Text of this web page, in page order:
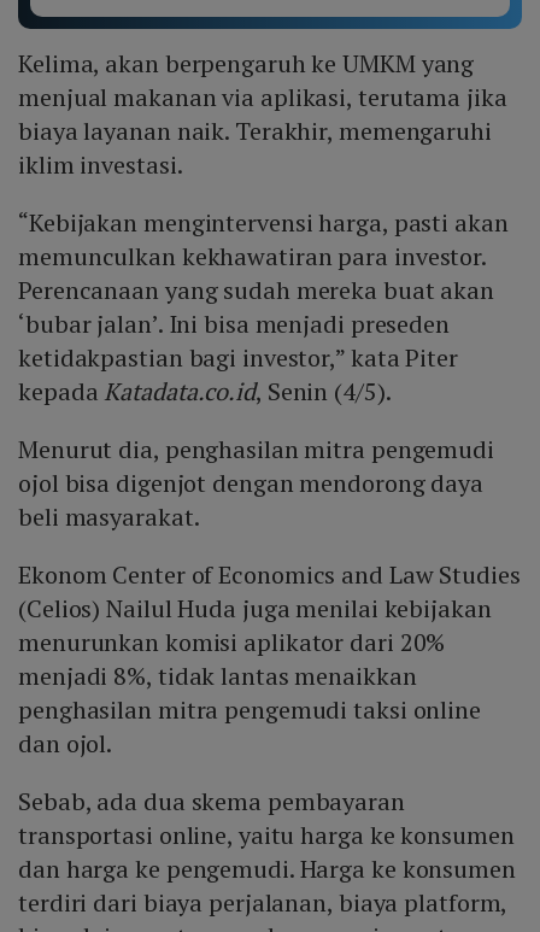
Kelima, akan berpengaruh ke UMKM yang
menjual makanan via aplikasi, terutama jika
biaya layanan naik. Terakhir, memengaruhi
iklim investasi.
“Kebijakan mengintervensi harga, pasti akan
memunculkan kekhawatiran para investor.
Perencanaan yang sudah mereka buat akan
‘bubar jalan’. Ini bisa menjadi preseden
ketidakpastian bagi investor,” kata Piter
kepada Katadata.co.id, Senin (4/5).
Menurut dia, penghasilan mitra pengemudi
ojol bisa digenjot dengan mendorong daya
beli masyarakat.
Ekonom Center of Economics and Law Studies
(Celios) Nailul Huda juga menilai kebijakan
menurunkan komisi aplikator dari 20%
menjadi 8%, tidak lantas menaikkan
penghasilan mitra pengemudi taksi online
dan ojol.
Sebab, ada dua skema pembayaran
transportasi online, yaitu harga ke konsumen
dan harga ke pengemudi. Harga ke konsumen
terdiri dari biaya perjalanan, biaya platform,